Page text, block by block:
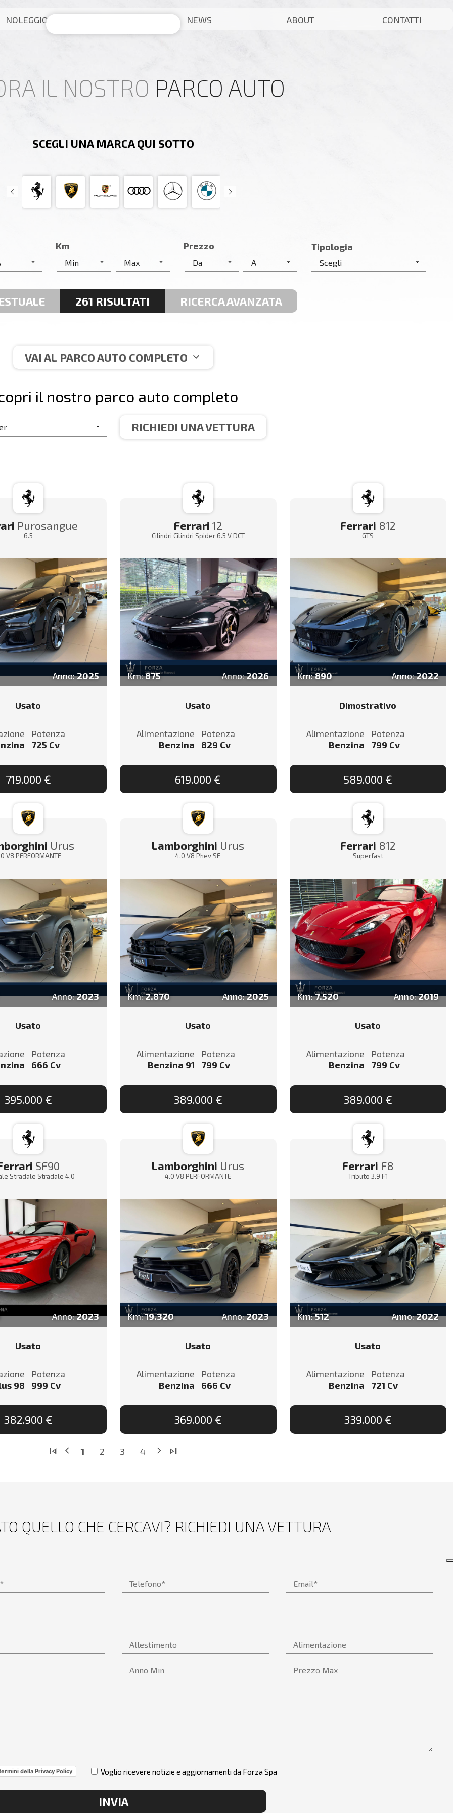
NOLEGGIO NEWS ABOUT CONTATTI
IL NOSTRO PARCO AUTO
SCEGLI UNA MARCA QUI SOTTO
Km Prezzo Tipologia
261 RISULTATI RICERCA AVANZATA
VAI AL PARCO AUTO COMPLETO expand_more
il nostro parco auto completo
RICHIEDI UNA VETTURA
Purosangue
6.5
Anno:2025
Usato
Potenza
725 Cv
719.000 €
Ferrari 12
Cilindri Cilindri Spider 6.5 V DCT
Km:875 Anno:2026
Usato
Alimentazione
Benzina
Potenza
829 Cv
619.000 €
Ferrari 812
GTS
Km:890 Anno:2022
Dimostrativo
Alimentazione
Benzina
Potenza
799 Cv
589.000 €
Urus
V8 PERFORMANTE
Anno:2023
Usato
Potenza
666 Cv
395.000 €
Lamborghini Urus
4.0 V8 Phev SE
Km:2.870 Anno:2025
Usato
Alimentazione
Benzina 91
Potenza
799 Cv
389.000 €
Ferrari 812
Superfast
Km:7.520 Anno:2019
Usato
Alimentazione
Benzina
Potenza
799 Cv
389.000 €
SF90
Stradale Stradale 4.0
Anno:2023
Usato
98
Potenza
999 Cv
382.900 €
Lamborghini Urus
4.0 V8 PERFORMANTE
Km:19.320 Anno:2023
Usato
Alimentazione
Benzina
Potenza
666 Cv
369.000 €
Ferrari F8
Tributo 3.9 F1
Km:512 Anno:2022
Usato
Alimentazione
Benzina
Potenza
721 Cv
339.000 €
skip_previous chevron_left 1 2 3 4 chevron_right skip_next
QUELLO CHE CERCAVI? RICHIEDI UNA VETTURA
della Privacy Policy Voglio ricevere notizie e aggiornamenti da Forza Spa